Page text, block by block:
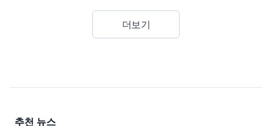
더보기
추천 뉴스